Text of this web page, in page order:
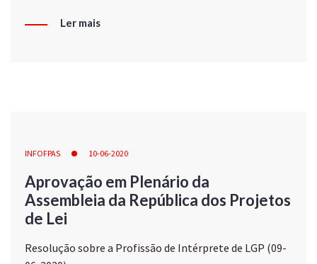
Ler mais
INFOFPAS 10-06-2020
Aprovação em Plenário da
Assembleia da República dos Projetos
de Lei
Resolução sobre a Profissão de Intérprete de LGP (09-